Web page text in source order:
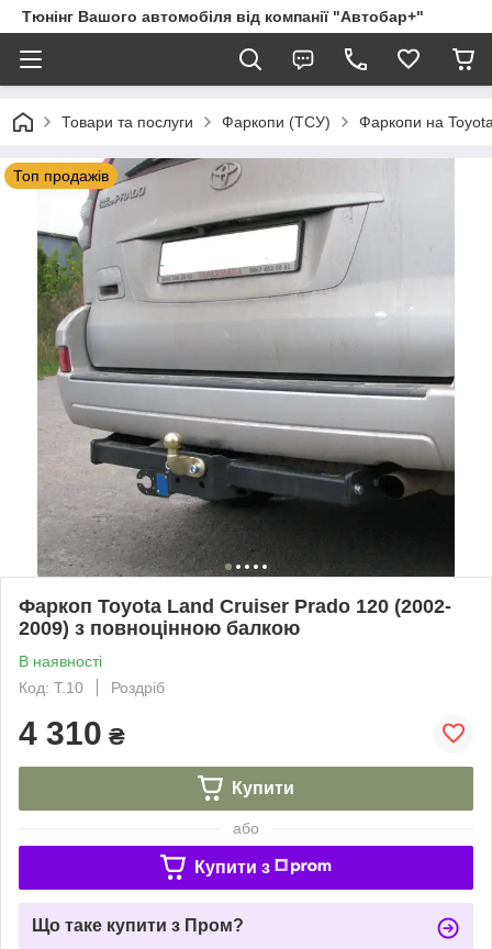
Тюнінг Вашого автомобіля від компанії "Автобар+"
Товари та послуги Фаркопи (ТСУ) Фаркопи на
Топ продажів
Фаркоп Toyota Land Cruiser Prado 120 (2002-
2009) з повноцінною балкою
В наявності
Код: Т.10
Роздріб
4 310 ₴
Купити
або
Купити з
Що таке купити з Пром?